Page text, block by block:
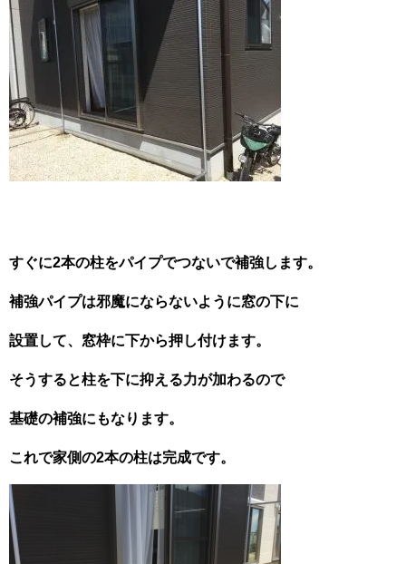
すぐに2本の柱をパイプでつないで補強します。
補強パイプは邪魔にならないように窓の下に
設置して、窓枠に下から押し付けます。
そうすると柱を下に抑える力が加わるので
基礎の補強にもなります。
これで家側の2本の柱は完成です。